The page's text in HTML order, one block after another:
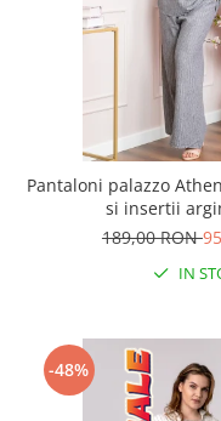
Pantaloni palazzo
si insertii
189,00 RON
IN
-48%